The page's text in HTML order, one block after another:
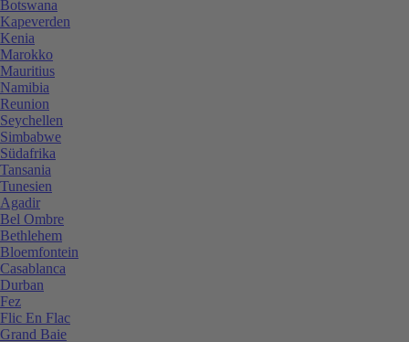
Botswana
Kapeverden
Kenia
Marokko
Mauritius
Namibia
Reunion
Seychellen
Simbabwe
Südafrika
Tansania
Tunesien
Agadir
Bel Ombre
Bethlehem
Bloemfontein
Casablanca
Durban
Fez
Flic En Flac
Grand Baie